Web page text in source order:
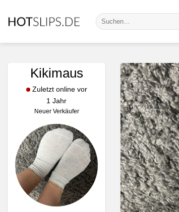
Inhalt
Suche
nach:
Kikimaus
Zuletzt online vor
1 Jahr
Neuer Verkäufer